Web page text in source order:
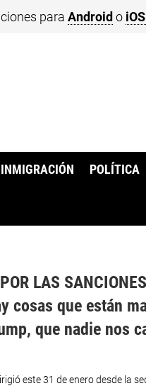
para Android o
INMIGRACIÓN POLÍTICA
LAS
cosas que están
que nadie nos
este 31 de enero desde la